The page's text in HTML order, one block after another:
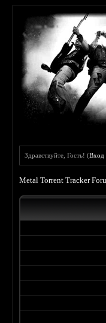
Здравствуйте, Гость! (Вход
Metal Torrent Tracker